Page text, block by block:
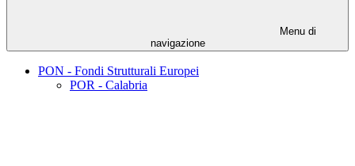
Menu di
navigazione
PON - Fondi Strutturali Europei
POR - Calabria